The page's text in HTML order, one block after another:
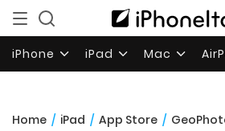
iPhone iPad Mac
Home / iPad / App Store / GeoPhoto e GeoPedia HD